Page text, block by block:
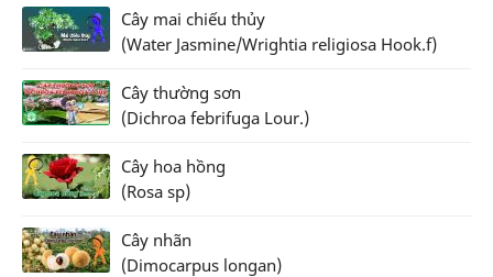
Cây mai chiếu thủy
(Water Jasmine/Wrightia religiosa Hook.f)
Cây thường sơn
(Dichroa febrifuga Lour.)
Cây hoa hồng
(Rosa sp)
Cây nhãn
(Dimocarpus longan)